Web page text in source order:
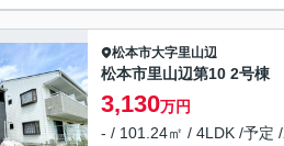
松本市大字里山辺
松本市里山辺第10 2号棟
3,130万円
- / 101.24㎡ / 4LDK /予定